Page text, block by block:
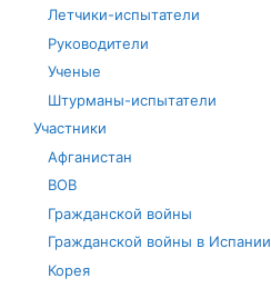
Летчики-испытатели
Руководители
Ученые
Штурманы-испытатели
Участники
Афганистан
ВОВ
Гражданской войны
Гражданской войны в Испании
Корея